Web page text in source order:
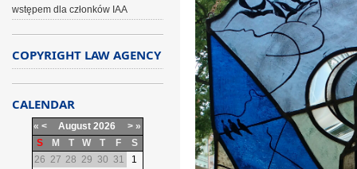
wstępem dla członków IAA
COPYRIGHT LAW AGENCY
CALENDAR
« < August 2026 > »
S
M T W T F
S
26 27 28 29 30 31
1